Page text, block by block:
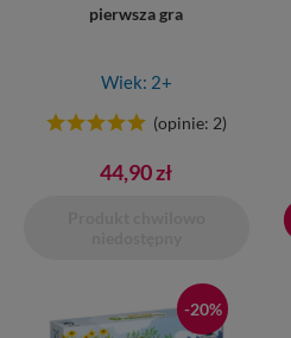
pierwsza gra
Wiek: 2+
(opinie: 2)
44,90 zł
-20%